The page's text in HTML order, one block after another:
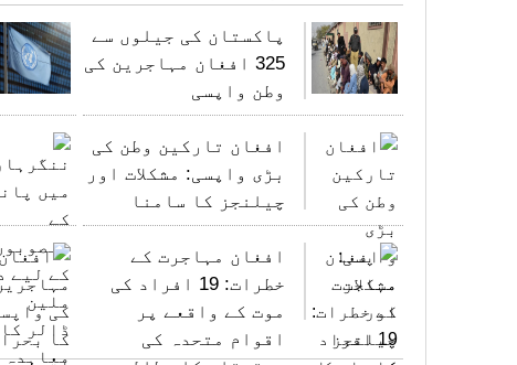
پاکستان کی جیلوں سے
325 افغان مہاجرین کی
وطن واپسی
افغان تارکین وطن کی
بڑی واپسی: مشکلات اور
چیلنجز کا سامنا
افغان مہاجرت کے
خطرات: 19 افراد کی
موت کے واقعے پر
اقوام متحدہ کی